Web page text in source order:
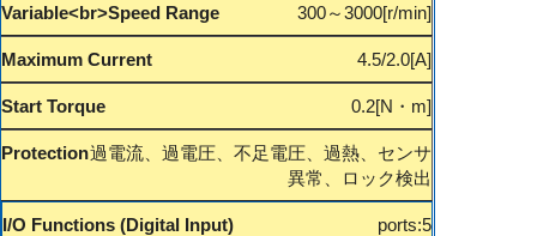
300～3000
4.5/2.0
0.2
過電流、過電圧、不足電圧、過熱、センサ
異常、ロック検出
ports:5